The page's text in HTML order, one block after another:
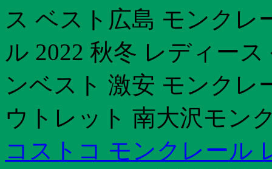
ス ベスト広島 モンクレ
ル 2022 秋冬 レディー
ンベスト 激安 モンクレ
ウトレット 南大沢モン
コストコ モンクレール